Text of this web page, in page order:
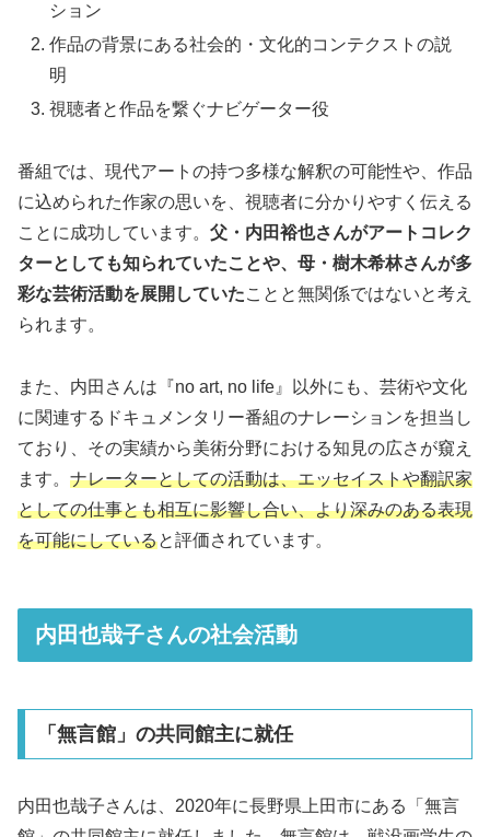
ション
作品の背景にある社会的・文化的コンテクストの説
明
視聴者と作品を繋ぐナビゲーター役
番組では、現代アートの持つ多様な解釈の可能性や、作品
に込められた作家の思いを、視聴者に分かりやすく伝える
ことに成功しています。 父・内田裕也さんがアートコレク
ターとしても知られていたことや、母・樹木希林さんが多
彩な芸術活動を展開していたことと無関係ではないと考え
られます。
また、内田さんは『no art, no life』以外にも、芸術や文化
に関連するドキュメンタリー番組のナレーションを担当し
ており、その実績から美術分野における知見の広さが窺え
ます。 ナレーターとしての活動は、エッセイストや翻訳家
としての仕事とも相互に影響し合い、より深みのある表現
を可能にしていると評価されています。
内田也哉子さんの社会活動
「無言館」の共同館主に就任
内田也哉子さんは、2020年に長野県上田市にある「無言